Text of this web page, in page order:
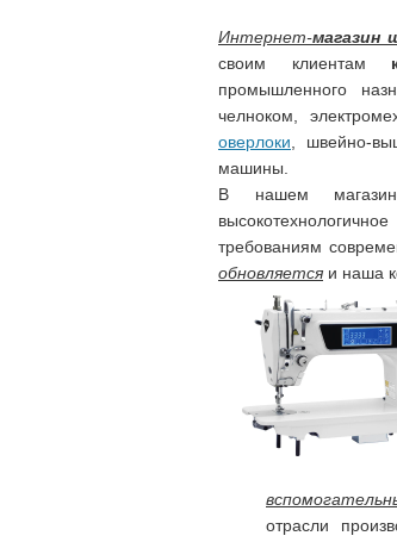
Интернет-магазин
своим клиентам
промышленного
челноком,
оверлоки , швейно-
машины.
В нашем
высокотехнологичное
требованиям
обновляется и наша
отрасли